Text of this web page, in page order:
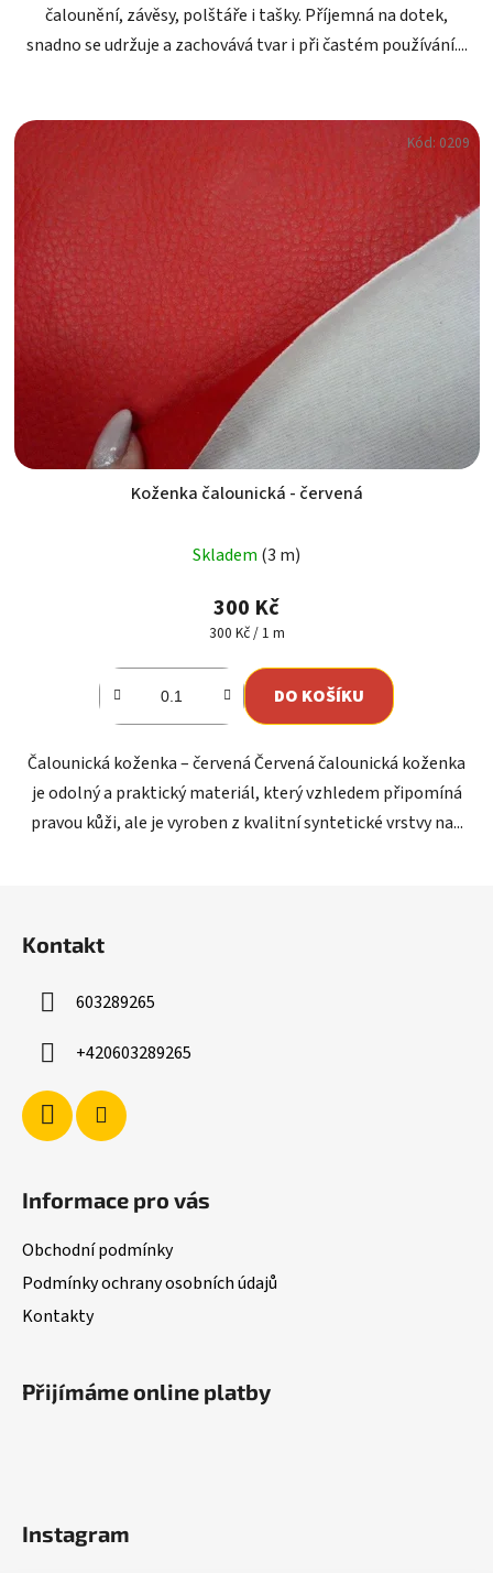
čalounění, závěsy, polštáře i tašky. Příjemná na dotek,
snadno se udržuje a zachovává tvar i při častém používání....
Koženka čalounická - červená
Skladem (3 m)
300 Kč
Měrná
300 Kč / 1 m
DO KOŠÍKU
Čalounická koženka – červená Červená čalounická koženka
je odolný a praktický materiál, který vzhledem připomíná
pravou kůži, ale je vyroben z kvalitní syntetické vrstvy na...
Kód: 0209
Kontakt
603289265
+420603289265
Informace pro vás
Obchodní podmínky
Podmínky ochrany osobních údajů
Kontakty
Přijímáme online platby
Instagram